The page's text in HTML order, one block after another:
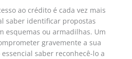
ao crédito é cada vez mais
saber identificar propostas
esquemas ou armadilhas. Um
gravemente a sua
saber reconhecê-lo a